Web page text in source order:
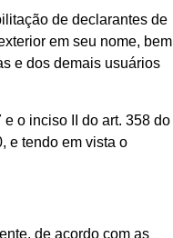
de declarantes de
em seu nome, bem
e dos demais usuários
o inciso II do art. 358 do
e tendo em vista o
de acordo com as